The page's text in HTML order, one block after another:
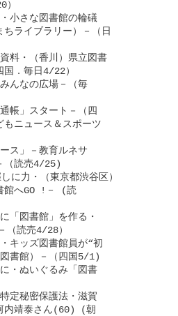
小さな図書館の輪礒
ライブラリー）－（日
料・（香川）県立図書
．毎日4/22）
んなの広場－（毎
帳」スタート－（四
ニュース＆スポーツ
ス」－教育ルネサ
（読売4/25)
に力・（東京都渋谷区）
館へGO !－ (読
「図書館」を作る・
読売4/28）
キッズ図書館員が“初
書館）－（四国5/1)
・ぬいぐるみ「図書
定秘密保護法・滋賀
内靖泰さん(60) (朝